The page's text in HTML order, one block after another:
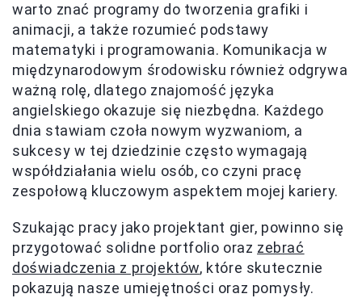
warto znać programy do tworzenia grafiki i
animacji, a także rozumieć podstawy
matematyki i programowania. Komunikacja w
międzynarodowym środowisku również odgrywa
ważną rolę, dlatego znajomość języka
angielskiego okazuje się niezbędna. Każdego
dnia stawiam czoła nowym wyzwaniom, a
sukcesy w tej dziedzinie często wymagają
współdziałania wielu osób, co czyni pracę
zespołową kluczowym aspektem mojej kariery.
Szukając pracy jako projektant gier, powinno się
przygotować solidne portfolio oraz zebrać
doświadczenia z projektów, które skutecznie
pokazują nasze umiejętności oraz pomysły.